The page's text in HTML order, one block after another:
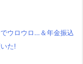
ウロウロ…＆年金振込
た!